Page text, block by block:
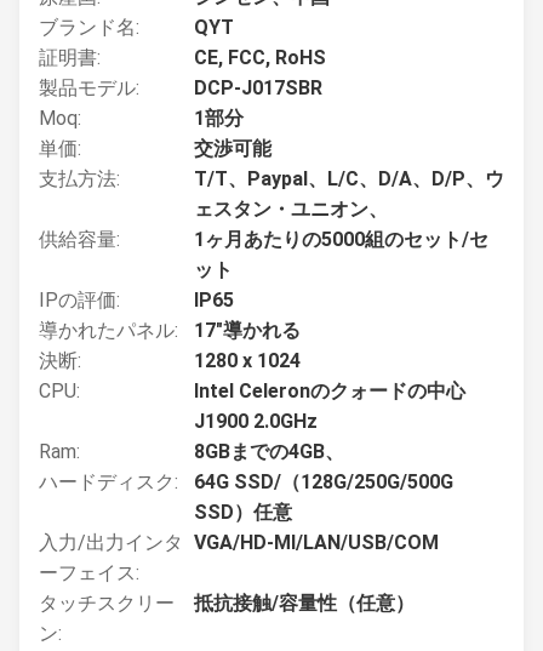
ブランド名:
QYT
証明書:
CE, FCC, RoHS
製品モデル:
DCP-J017SBR
Moq:
1部分
単価:
交渉可能
支払方法:
T/T、Paypal、L/C、D/A、D/P、ウ
ェスタン・ユニオン、
供給容量:
1ヶ月あたりの5000組のセット/セ
ット
IPの評価:
IP65
導かれたパネル:
17"導かれる
決断:
1280 x 1024
CPU:
Intel Celeronのクォードの中心
J1900 2.0GHz
Ram:
8GBまでの4GB、
ハードディスク:
64G SSD/（128G/250G/500G
SSD）任意
入力/出力インタ
ーフェイス:
VGA/HD-MI/LAN/USB/COM
タッチスクリー
ン:
抵抗接触/容量性（任意）